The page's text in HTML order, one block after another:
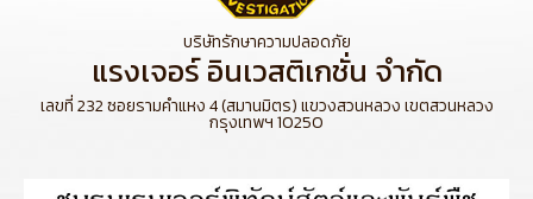
บริษัทรักษาความปลอดภัย
แรงเจอร์ อินเวสติเกชั่น จำกัด
เลขที่ 232 ซอยรามคำแหง 4 (สมานมิตร) แขวงสวนหลวง เขตสวนหลวง
กรุงเทพฯ 10250